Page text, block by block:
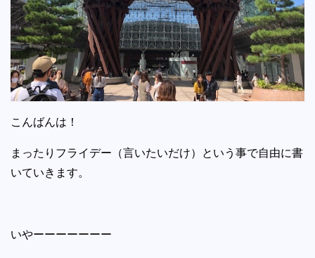
こんばんは！
まったりフライデー（言いたいだけ）という事で自由に書
いていきます。
いやーーーーーーー